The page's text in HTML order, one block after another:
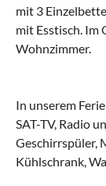
mit 3
mit Esstisch. Im
Wohnzimmer.
In unserem
SAT-TV, Radio
Geschirrspüler,
Kühlschrank,